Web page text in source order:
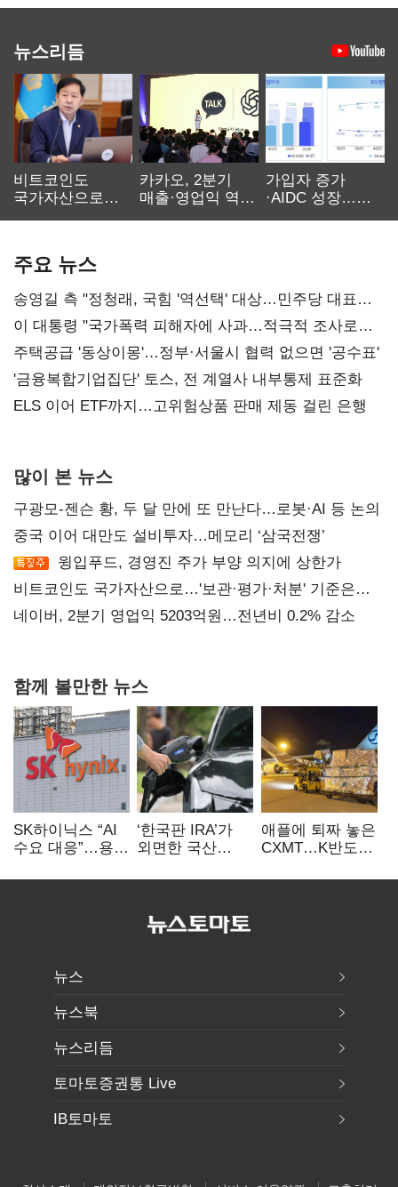
뉴스리듬
비트코인도
국가자산으로…'
카카오, 2분기
매출·영업익 역대
가입자 증가
·AIDC 성장…
주요 뉴스
송영길 측 "정청래, 국힘 '역선택' 대상…민주당 대표로
총선 지휘 못해"
이 대통령 "국가폭력 피해자에 사과…적극적 조사로
진실 밝혀야"
주택공급 '동상이몽'…정부·서울시 협력 없으면 '공수표'
'금융복합기업집단' 토스, 전 계열사 내부통제 표준화
ELS 이어 ETF까지…고위험상품 판매 제동 걸린 은행
많이 본 뉴스
구광모-젠슨 황, 두 달 만에 또 만난다…로봇·AI 등 논의
중국 이어 대만도 설비투자…메모리 ‘삼국전쟁’
윙입푸드, 경영진 주가 부양 의지에 상한가
비트코인도 국가자산으로…'보관·평가·처분' 기준은
숙제
네이버, 2분기 영업익 5203억원…전년비 0.2% 감소
함께 볼만한 뉴스
SK하이닉스 “AI
수요 대응”…용인
투자
‘한국판 IRA’가
외면한 국산
실효성에 ‘의문’
애플에 퇴짜 놓은
CXMT…K반도체
뉴스
뉴스북
뉴스리듬
토마토증권통 Live
IB토마토